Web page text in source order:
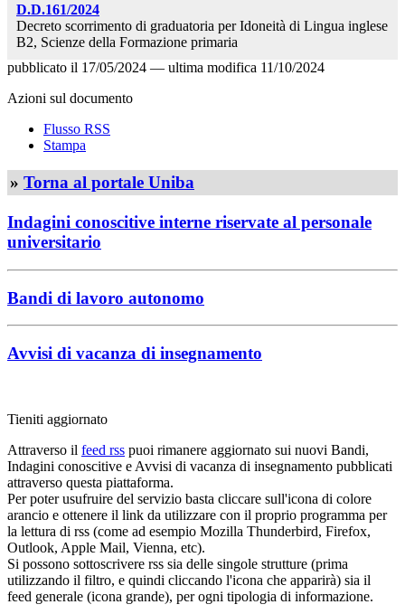
D.D.161/2024
Decreto scorrimento di graduatoria per Idoneità di Lingua inglese
B2, Scienze della Formazione primaria
pubblicato il 17/05/2024 — ultima modifica 11/10/2024
Azioni sul documento
Flusso RSS
Stampa
» Torna al portale Uniba
Indagini conoscitive interne riservate al personale
universitario
Bandi di lavoro autonomo
Avvisi di vacanza di insegnamento
Tieniti aggiornato
Attraverso il feed rss puoi rimanere aggiornato sui nuovi Bandi,
Indagini conoscitive e Avvisi di vacanza di insegnamento pubblicati
attraverso questa piattaforma.
Per poter usufruire del servizio basta cliccare sull'icona di colore
arancio e ottenere il link da utilizzare con il proprio programma per
la lettura di rss (come ad esempio Mozilla Thunderbird, Firefox,
Outlook, Apple Mail, Vienna, etc).
Si possono sottoscrivere rss sia delle singole strutture (prima
utilizzando il filtro, e quindi cliccando l'icona che apparirà) sia il
feed generale (icona grande), per ogni tipologia di informazione.